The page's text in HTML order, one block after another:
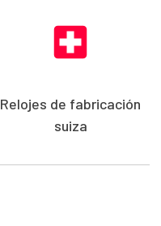
Relojes de fabricación
suiza